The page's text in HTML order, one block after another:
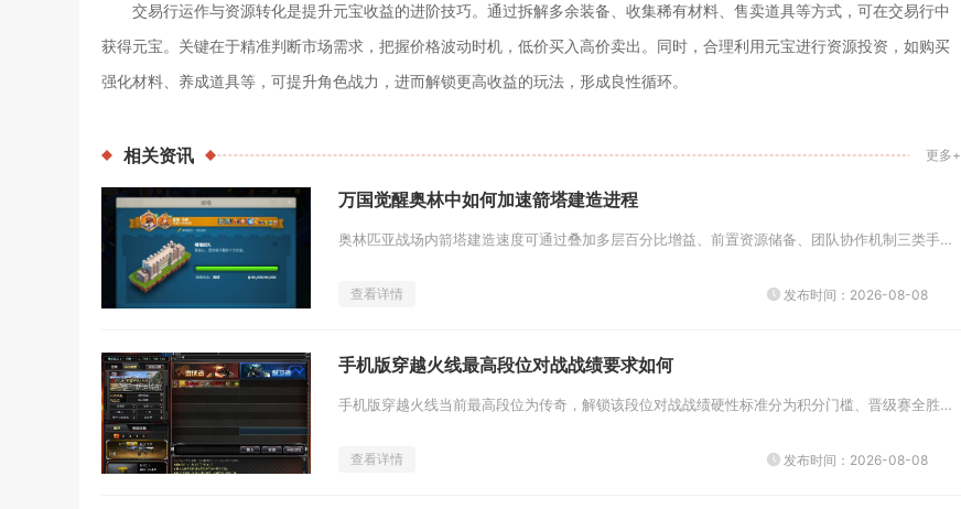
交易行运作与资源转化是提升元宝收益的进阶技巧。通过拆解多余装备、收集稀有材料、售卖道具等方式，可在交易行中
获得元宝。关键在于精准判断市场需求，把握价格波动时机，低价买入高价卖出。同时，合理利用元宝进行资源投资，如购买
强化材料、养成道具等，可提升角色战力，进而解锁更高收益的玩法，形成良性循环。
相关资讯 更多+
万国觉醒奥林中如何加速箭塔建造进程
奥林匹亚战场内箭塔建造速度可通过叠加多层百分比增益、前置资源储备、团队协作机制三类手段大幅压缩耗时，熟练搭配全部提速手段...
查看详情 发布时间：2026-08-08
手机版穿越火线最高段位对战战绩要求如何
手机版穿越火线当前最高段位为传奇，解锁该段位对战战绩硬性标准分为积分门槛、晋级赛全胜要求、单局数据评分三层，基础需累计3...
查看详情 发布时间：2026-08-08